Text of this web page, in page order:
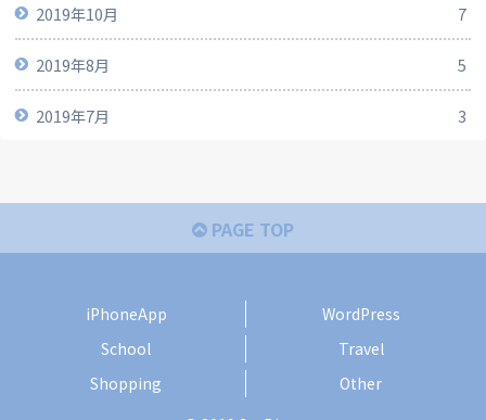
2019年10月 7
2019年8月 5
2019年7月 3
PAGE TOP
iPhoneApp
WordPress
School
Travel
Shopping
Other